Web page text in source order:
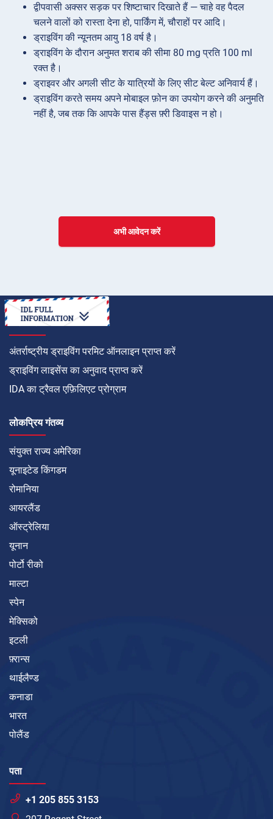
द्वीपवासी अक्सर सड़क पर शिष्टाचार दिखाते हैं — चाहे वह पैदल
चलने वालों को रास्ता देना हो, पार्किंग में, चौराहों पर आदि।
ड्राइविंग की न्यूनतम आयु 18 वर्ष है।
ड्राइविंग के दौरान अनुमत शराब की सीमा 80 mg प्रति 100 ml
रक्त है।
ड्राइवर और अगली सीट के यात्रियों के लिए सीट बेल्ट अनिवार्य हैं।
ड्राइविंग करते समय अपने मोबाइल फ़ोन का उपयोग करने की अनुमति
नहीं है, जब तक कि आपके पास हैंड्स फ़्री डिवाइस न हो।
अभी आवेदन करें
कैसे करें
अंतर्राष्ट्रीय ड्राइविंग परमिट ऑनलाइन प्राप्त करें
ड्राइविंग लाइसेंस का अनुवाद प्राप्त करें
IDA का ट्रैवल एफ़िलिएट प्रोग्राम
लोकप्रिय गंतव्य
संयुक्त राज्य अमेरिका
यूनाइटेड किंगडम
रोमानिया
आयरलैंड
ऑस्ट्रेलिया
यूनान
पोर्टो रीको
माल्टा
स्पेन
मेक्सिको
इटली
फ़्रान्स
थाईलैण्ड
कनाडा
भारत
पोलैंड
पता
+1 205 855 3153